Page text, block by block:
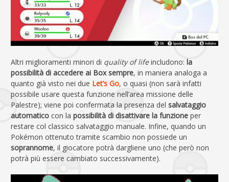
Altri miglioramenti minori di quality of lifeincludono: la
possibilità di accedere ai Box sempre, in maniera analoga a
quanto già visto nei due Let’s Go, o quasi (non sarà infatti
possibile usare questa funzione nell’area missione delle
Palestre); viene poi confermata la presenza del salvataggio
automatico con la possibilità di disattivare la funzione per
restare col classico salvataggio manuale. Infine, quando un
Pokémon ottenuto tramite scambio non possiede un
soprannome, il giocatore potrà dargliene uno (che però non
potrà più essere cambiato successivamente).